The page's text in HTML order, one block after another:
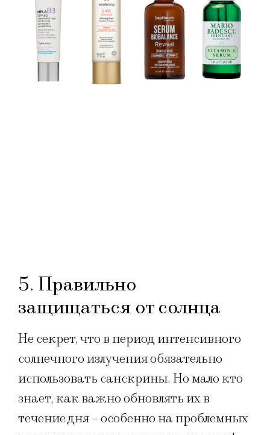
5. Правильно
защищаться от солнца
Не секрет, что в период интенсивного
солнечного излучения обязательно
использовать санскрины. Но мало кто
знает, как важно обновлять их в
течение дня – особенно на проблемных